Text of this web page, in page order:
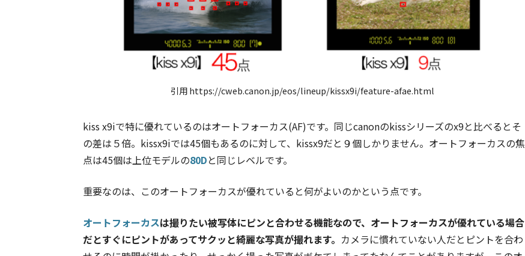
引用 https://cweb.canon.jp/eos/lineup/kissx9i/feature-afae.html
kiss x9iで特に優れているのはオートフォーカス(AF)です。同じcanonのkissシリーズのx9と比べるとそ
の差は５倍。kissx9iでは45個もあるのに対して、kissx9だと９個しかりません。オートフォーカスの焦
点は45個は上位モデルの80Dと同じレベルです。
重要なのは、このオートフォーカスが優れていると何がよいのかという点です。
オートフォーカスは撮りたい被写体にピンと合わせる機能なので、オートフォーカスが優れている場合
だとすぐにピントがあってサクッと綺麗な写真が撮れます。 カメラに慣れていない人だとピントを合わ